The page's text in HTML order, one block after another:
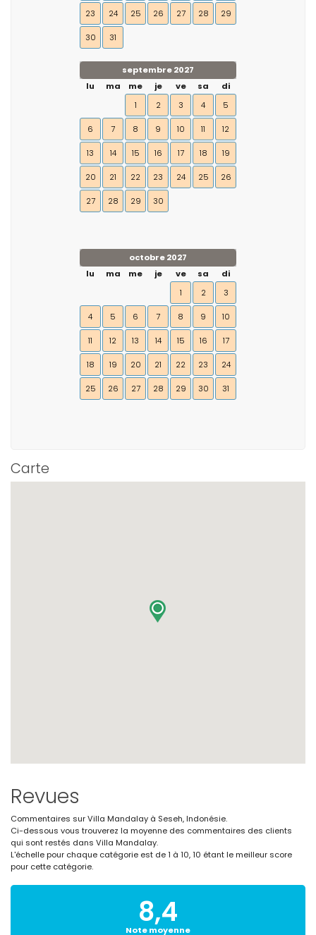
23 24 25 26 27 28 29
30 31
septembre 2027
lu
ma me je ve sa
di
1
2 3 4 5
6 7 8 9 10 11 12
13 14 15 16 17 18 19
20 21 22 23 24 25 26
27 28 29 30
octobre 2027
lu
ma me je ve sa
di
1
2 3
4 5 6 7 8 9 10
11 12 13 14 15 16 17
18 19 20 21 22 23 24
25 26 27 28 29 30 31
Carte
Revues
Commentaires sur Villa Mandalay à Seseh, Indonésie.
Ci-dessous vous trouverez la moyenne des commentaires des clients
qui sont restés dans Villa Mandalay.
L'échelle pour chaque catégorie est de 1 à 10, 10 étant le meilleur score
pour cette catégorie.
8,4
Note moyenne